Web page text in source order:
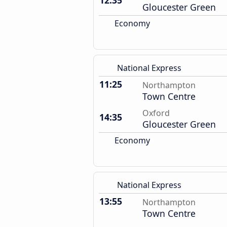
Gloucester Green
Economy
National Express
11:25 Northampton
Town Centre
14:35
Oxford
Gloucester Green
Economy
National Express
13:55 Northampton
Town Centre